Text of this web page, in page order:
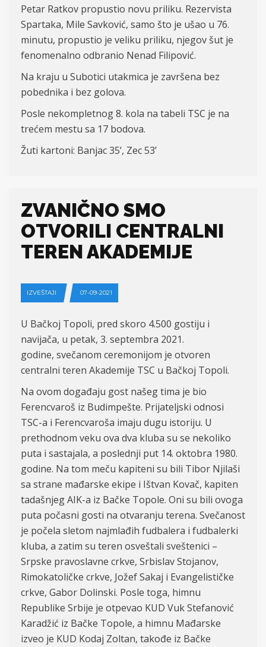
Petar Ratkov propustio novu priliku. Rezervista
Spartaka, Mile Savković, samo što je ušao u 76.
minutu, propustio je veliku priliku, njegov šut je
fenomenalno odbranio Nenad Filipović.
Na kraju u Subotici utakmica je završena bez
pobednika i bez golova.
Posle nekompletnog 8. kola na tabeli TSC je na
trećem mestu sa 17 bodova.
Žuti kartoni: Banjac 35’, Zec 53’
ZVANIČNO SMO
OTVORILI CENTRALNI
TEREN AKADEMIJE
IZVEŠTAJI 07-09-2021
U Bačkoj Topoli, pred skoro 4.500 gostiju i
navijača, u petak, 3. septembra 2021.
godine, svečanom ceremonijom je otvoren
centralni teren Akademije TSC u Bačkoj Topoli.
Na ovom događaju gost našeg tima je bio
Ferencvaroš iz Budimpešte. Prijateljski odnosi
TSC-a i Ferencvaroša imaju dugu istoriju. U
prethodnom veku ova dva kluba su se nekoliko
puta i sastajala, a poslednji put 14. oktobra 1980.
godine. Na tom meču kapiteni su bili Tibor Njilaši
sa strane mađarske ekipe i Ištvan Kovač, kapiten
tadašnjeg AIK-a iz Bačke Topole. Oni su bili ovoga
puta počasni gosti na otvaranju terena. Svečanost
je počela sletom najmlađih fudbalera i fudbalerki
kluba, a zatim su teren osveštali sveštenici –
Srpske pravoslavne crkve, Srbislav Stojanov,
Rimokatoličke crkve, Jožef Sakaj i Evangelističke
crkve, Gabor Dolinski. Posle toga, himnu
Republike Srbije je otpevao KUD Vuk Stefanović
Karadžić iz Bačke Topole, a himnu Mađarske
izveo je KUD Kodaj Zoltan, takođe iz Bačke